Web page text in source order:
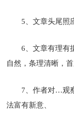
5、文章头尾照
6、文章有理有
自然，条理清晰，
7、作者对…观
法富有新意、